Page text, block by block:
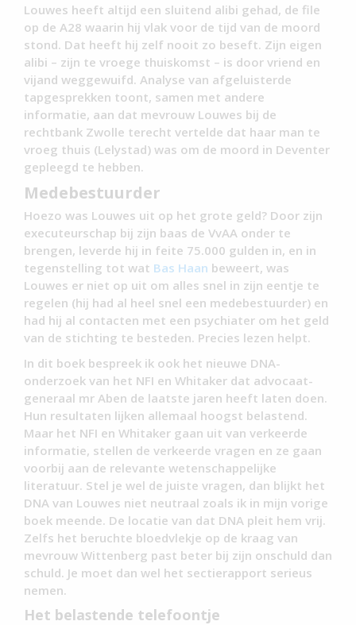
Louwes heeft altijd een sluitend alibi gehad, de file
op de A28 waarin hij vlak voor de tijd van de moord
stond. Dat heeft hij zelf nooit zo beseft. Zijn eigen
alibi – zijn te vroege thuiskomst – is door vriend en
vijand weggewuifd. Analyse van afgeluisterde
tapgesprekken toont, samen met andere
informatie, aan dat mevrouw Louwes bij de
rechtbank Zwolle terecht vertelde dat haar man te
vroeg thuis (Lelystad) was om de moord in Deventer
gepleegd te hebben.
Medebestuurder
Hoezo was Louwes uit op het grote geld? Door zijn
executeurschap bij zijn baas de VvAA onder te
brengen, leverde hij in feite 75.000 gulden in, en in
tegenstelling tot wat Bas Haan beweert, was
Louwes er niet op uit om alles snel in zijn eentje te
regelen (hij had al heel snel een medebestuurder) en
had hij al contacten met een psychiater om het geld
van de stichting te besteden. Precies lezen helpt.
In dit boek bespreek ik ook het nieuwe DNA-
onderzoek van het NFI en Whitaker dat advocaat-
generaal mr Aben de laatste jaren heeft laten doen.
Hun resultaten lijken allemaal hoogst belastend.
Maar het NFI en Whitaker gaan uit van verkeerde
informatie, stellen de verkeerde vragen en ze gaan
voorbij aan de relevante wetenschappelijke
literatuur. Stel je wel de juiste vragen, dan blijkt het
DNA van Louwes niet neutraal zoals ik in mijn vorige
boek meende. De locatie van dat DNA pleit hem vrij.
Zelfs het beruchte bloedvlekje op de kraag van
mevrouw Wittenberg past beter bij zijn onschuld dan
schuld. Je moet dan wel het sectierapport serieus
nemen.
Het belastende telefoontje